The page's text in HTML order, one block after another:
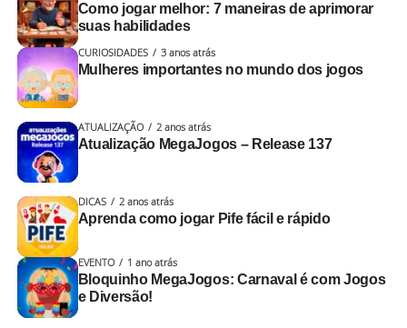
Como jogar melhor: 7 maneiras de aprimorar
suas habilidades
CURIOSIDADES 3 anos atrás
Mulheres importantes no mundo dos jogos
ATUALIZAÇÃO 2 anos atrás
Atualização MegaJogos – Release 137
DICAS 2 anos atrás
Aprenda como jogar Pife fácil e rápido
EVENTO 1 ano atrás
Bloquinho MegaJogos: Carnaval é com Jogos
e Diversão!